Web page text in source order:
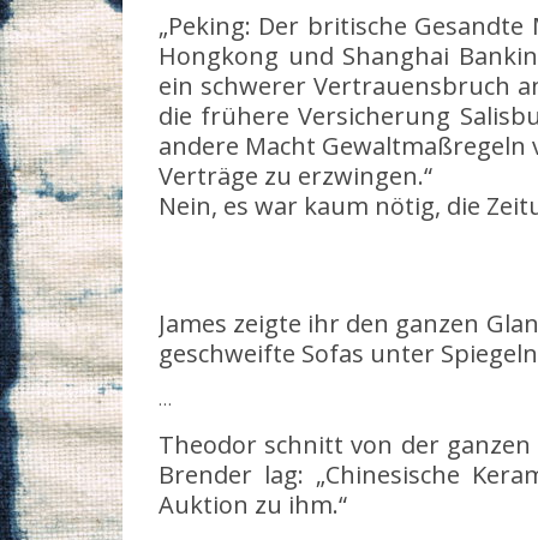
„Peking: Der britische
Hongkong und Shanghai
ein schwerer Vertrauensbruch
die frühere Versicherung
andere Macht
Verträge zu erzwingen.“
Nein, es war kaum nötig, die
James zeigte ihr den ganzen
geschweifte Sofas unter
…
Theodor schnitt von der
Brender lag: „Chinesische
Auktion zu ihm.“